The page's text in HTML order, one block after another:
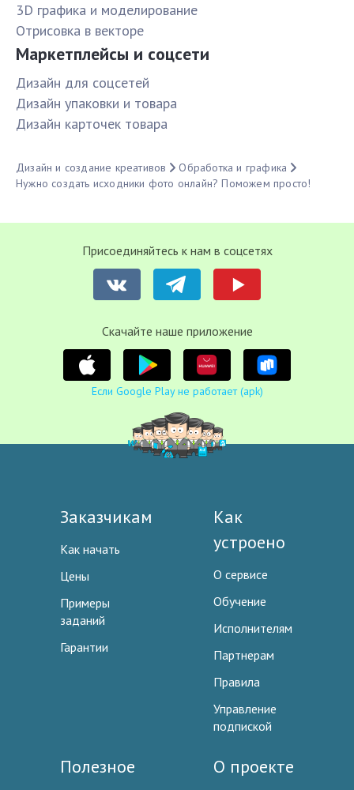
3D графика и моделирование
Отрисовка в векторе
Маркетплейсы и соцсети
Дизайн для соцсетей
Дизайн упаковки и товара
Дизайн карточек товара
Дизайн и создание креативов
Обработка и графика
Нужно создать исходники фото онлайн? Поможем просто!
Присоединяйтесь к нам в соцсетях
Cкачайте наше приложение
Если Google Play не работает (apk)
Заказчикам
Как начать
Цены
Примеры
заданий
Гарантии
Как
устроено
О сервисе
Обучение
Исполнителям
Партнерам
Правила
Управление
подпиской
Полезное О проекте